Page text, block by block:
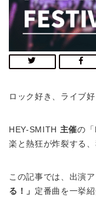
ロック好き、ライブ
HEY-SMITH 主催の
楽と熱狂が炸裂する
この記事では、出演
る！」 定番曲を一挙紹